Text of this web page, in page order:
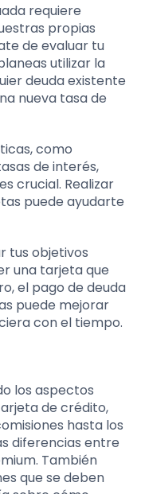
requiere
propias
de evaluar tu
utilizar la
deuda existente
nueva tasa de
como
de interés,
crucial. Realizar
puede ayudarte
tus objetivos
una tarjeta que
el pago de deuda
puede mejorar
con el tiempo.
los aspectos
de crédito,
hasta los
diferencias entre
También
que se deben